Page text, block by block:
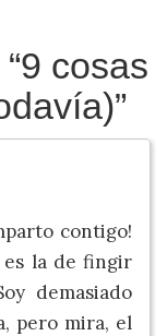
9 cosas
”
contigo!
es la de fingir
demasiado
pero mira, el